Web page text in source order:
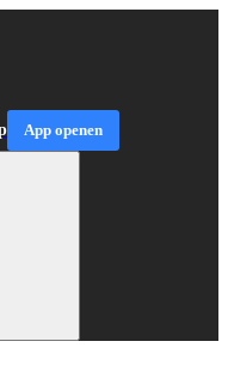
App openen